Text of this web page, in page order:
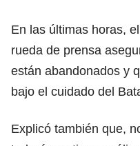
En las últimas horas,
rueda de prensa
están abandonados y
bajo el cuidado del
Explicó también que,